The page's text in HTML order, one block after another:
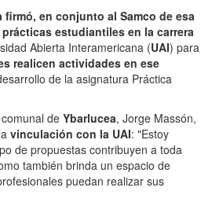
firmó, en conjunto al Samco de esa
estudiantiles en la carrera
Abierta Interamericana (UAI) para
realicen actividades en ese
de la asignatura Práctica
de Ybarlucea, Jorge Massón,
vinculación con la UAI: "Estoy
de propuestas contribuyen a toda
también brinda un espacio de
puedan realizar sus